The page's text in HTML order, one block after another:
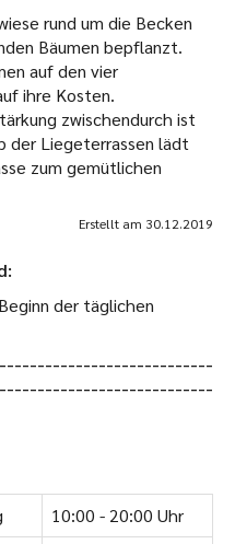
rund um die Becken
Bäumen bepflanzt.
auf den vier
ihre Kosten.
zwischendurch ist
der Liegeterrassen lädt
zum gemütlichen
Erstellt am 30.12.2019
der täglichen
10:00 - 20:00 Uhr